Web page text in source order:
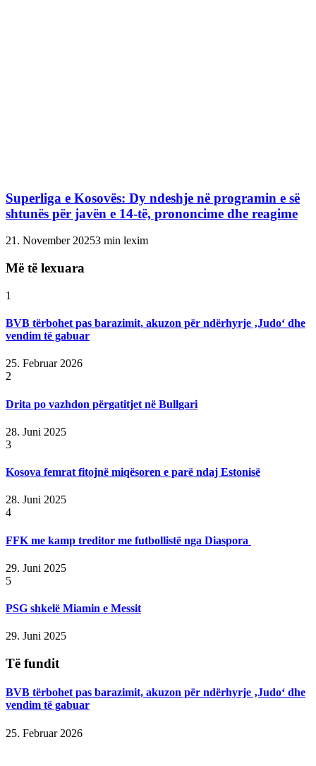
Superliga e Kosovës: Dy ndeshje në programin e së
shtunës për javën e 14-të, prononcime dhe reagime
21. November 20253 min lexim
Më të lexuara
1
BVB tërbohet pas barazimit, akuzon për ndërhyrje ‚Judo‘ dhe
vendim të gabuar
25. Februar 2026
2
Drita po vazhdon përgatitjet në Bullgari
28. Juni 2025
3
Kosova femrat fitojnë miqësoren e parë ndaj Estonisë
28. Juni 2025
4
FFK me kamp treditor me futbollistë nga Diaspora
29. Juni 2025
5
PSG shkelë Miamin e Messit
29. Juni 2025
Të fundit
BVB tërbohet pas barazimit, akuzon për ndërhyrje ‚Judo‘ dhe
vendim të gabuar
25. Februar 2026